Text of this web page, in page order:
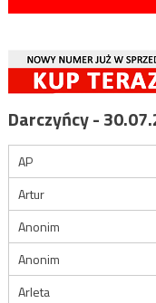
Darczyńcy -
AP
Artur
Anonim
Anonim
Arleta